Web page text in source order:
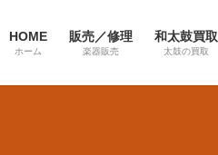
HOME
ホーム
販売／修理
楽器販売
和太鼓買取
太鼓の買取